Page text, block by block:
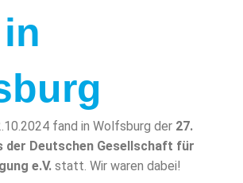
fand in Wolfsburg der 27.
der Deutschen Gesellschaft für
e.V. statt. Wir waren dabei!